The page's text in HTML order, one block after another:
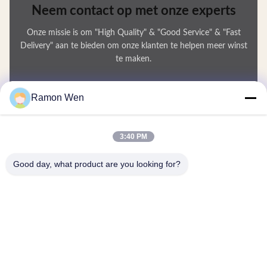
Neem contact op met onze experts
Onze missie is om "High Quality" & "Good Service" & "Fast
Delivery" aan te bieden om onze klanten te helpen meer winst
te maken.
Uw Naam
Ramon Wen
3:40 PM
Good day, what product are you looking for?